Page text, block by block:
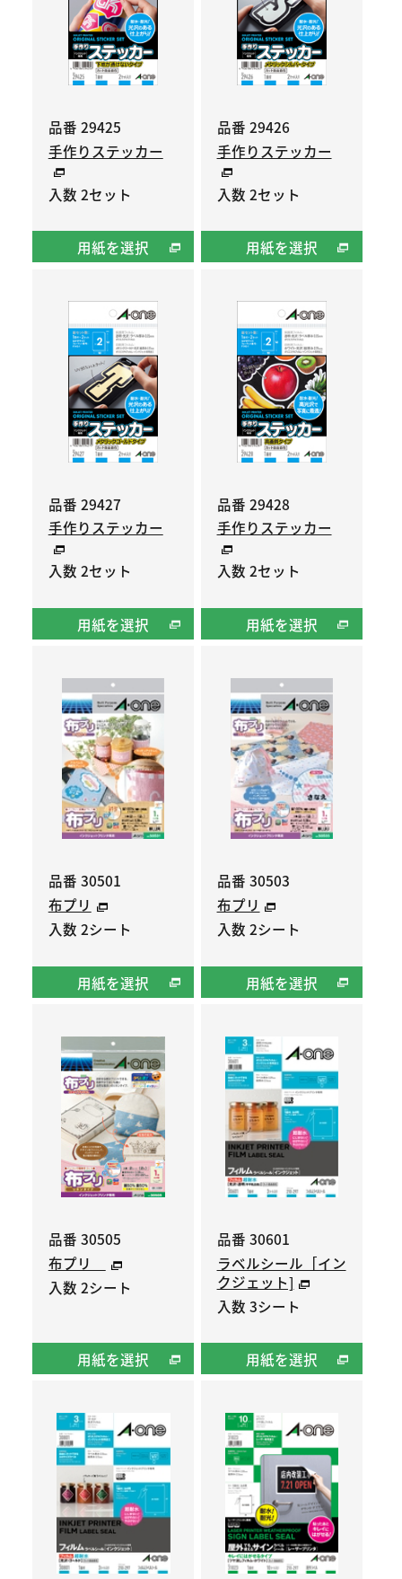
品番 29425
手作りステッカー
入数 2セット
用紙を選択
品番 29426
手作りステッカー
入数 2セット
用紙を選択
品番 29427
手作りステッカー
入数 2セット
用紙を選択
品番 29428
手作りステッカー
入数 2セット
用紙を選択
品番 30501
布プリ
入数 2シート
用紙を選択
品番 30503
布プリ
入数 2シート
用紙を選択
品番 30505
布プリ
入数 2シート
用紙を選択
品番 30601
ラベルシール［イン
クジェット]
入数 3シート
用紙を選択